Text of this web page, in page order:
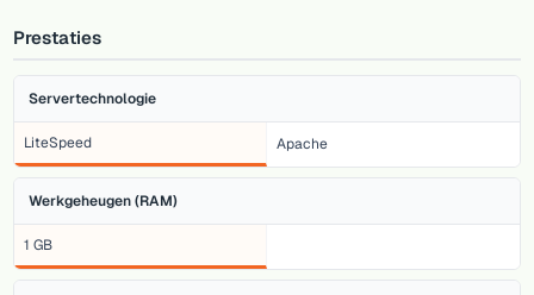
Prestaties
Servertechnologie
LiteSpeed Apache
Werkgeheugen (RAM)
1 GB